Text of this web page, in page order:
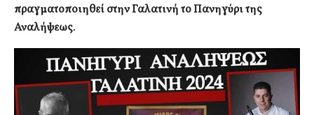
πραγματοποιηθεί στην Γαλατινή το Πανηγύρι της
Αναλήψεως.